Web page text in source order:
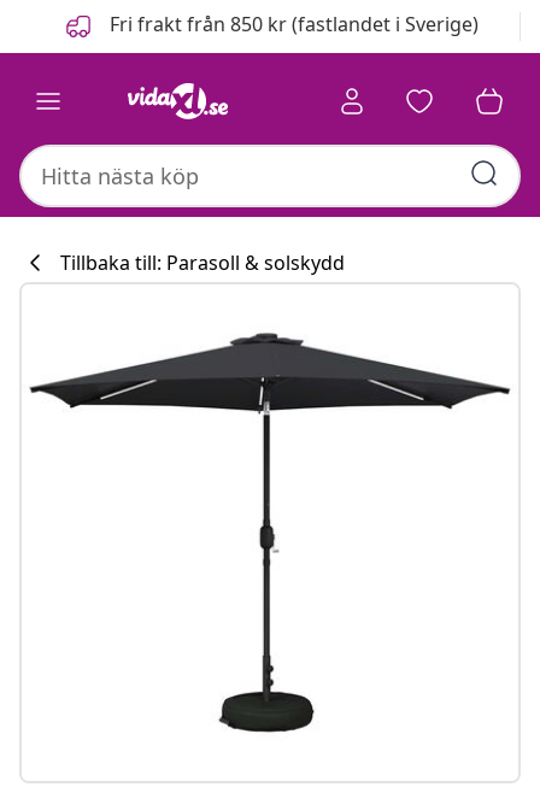
FöregåendeFri frakt från 850 kr (fastlandet i Sverige)
Tillbaka till: Parasoll & solskydd